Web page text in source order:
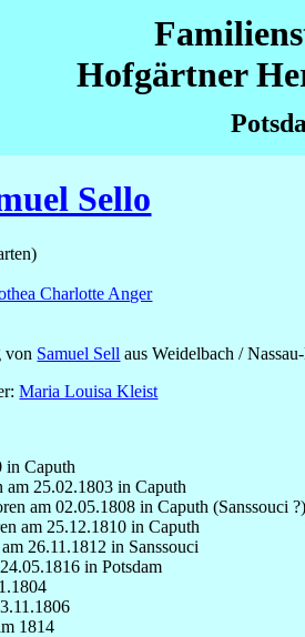
Hofgärtner
Sello
Charlotte Anger
von Samuel Sell aus Weidelbach /
Maria Louisa Kleist
in Caputh
am 25.02.1803 in Caputh
am 02.05.1808 in Caputh (Sanssouci ?)
am 25.12.1810 in Caputh
26.11.1812 in Sanssouci
in Potsdam
1814